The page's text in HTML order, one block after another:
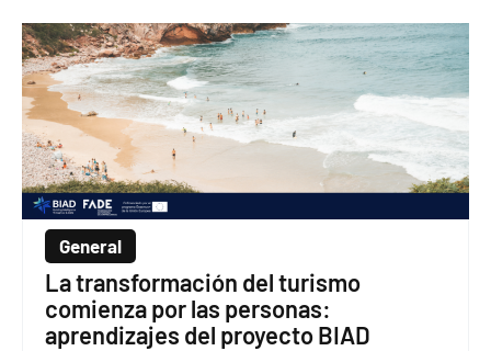
General
La transformación del turismo
comienza por las personas:
aprendizajes del proyecto BIAD